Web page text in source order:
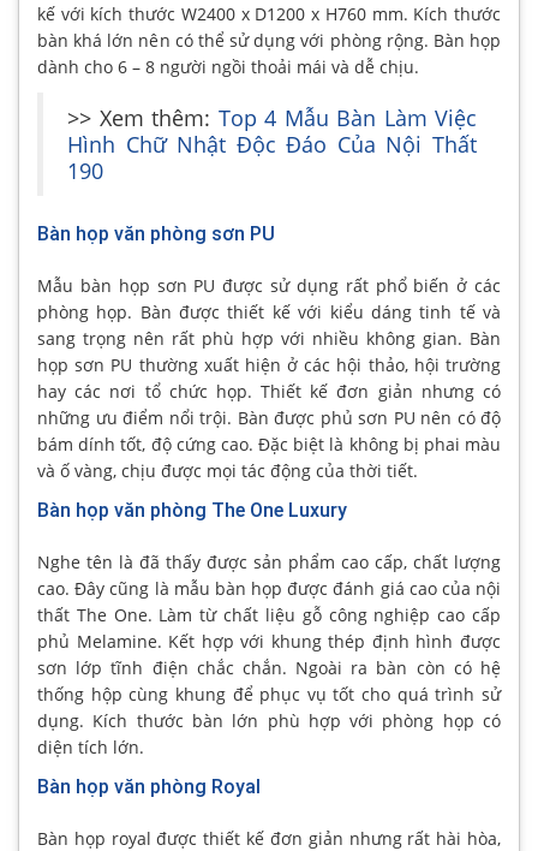
kế với kích thước W2400 x D1200 x H760 mm. Kích thước
bàn khá lớn nên có thể sử dụng với phòng rộng. Bàn họp
dành cho 6 – 8 người ngồi thoải mái và dễ chịu.
>> Xem thêm: Top 4 Mẫu Bàn Làm Việc
Hình Chữ Nhật Độc Đáo Của Nội Thất
190
Bàn họp văn phòng sơn PU
Mẫu bàn họp sơn PU được sử dụng rất phổ biến ở các
phòng họp. Bàn được thiết kế với kiểu dáng tinh tế và
sang trọng nên rất phù hợp với nhiều không gian. Bàn
họp sơn PU thường xuất hiện ở các hội thảo, hội trường
hay các nơi tổ chức họp. Thiết kế đơn giản nhưng có
những ưu điểm nổi trội. Bàn được phủ sơn PU nên có độ
bám dính tốt, độ cứng cao. Đặc biệt là không bị phai màu
và ố vàng, chịu được mọi tác động của thời tiết.
Bàn họp văn phòng The One Luxury
Nghe tên là đã thấy được sản phẩm cao cấp, chất lượng
cao. Đây cũng là mẫu bàn họp được đánh giá cao của nội
thất The One. Làm từ chất liệu gỗ công nghiệp cao cấp
phủ Melamine. Kết hợp với khung thép định hình được
sơn lớp tĩnh điện chắc chắn. Ngoài ra bàn còn có hệ
thống hộp cùng khung để phục vụ tốt cho quá trình sử
dụng. Kích thước bàn lớn phù hợp với phòng họp có
diện tích lớn.
Bàn họp văn phòng Royal
Bàn họp royal được thiết kế đơn giản nhưng rất hài hòa,